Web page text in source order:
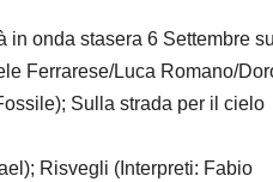
in onda stasera 6 Settembre
Ferrarese/Luca Romano/
Sulla strada per il cielo
Risvegli (Interpreti: Fabio